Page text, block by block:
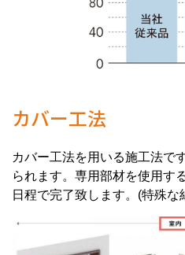
カバー工法
カバー工法を用いる施工法で
られます。専用部材を使用す
日程で完了致します。(特殊